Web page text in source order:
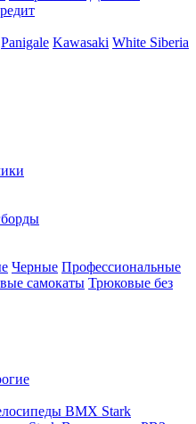
Panigale Kawasaki White Siberia
Черные Профессиональные
самокаты Трюковые без
BMX Stark